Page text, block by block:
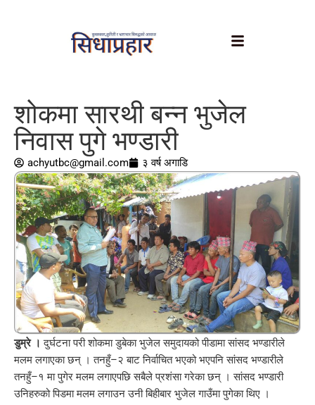
शोकमा सारथी बन्न भुजेल
निवास पुगे भण्डारी
achyutbc@gmail.com ३ वर्ष अगाडि
डुम्रे ।दुर्घटना परी शोकमा डुबेका भुजेल समुदायको पीडामा सांसद भण्डारीले
मलम लगाएका छन् । तनहुँ–२ बाट निर्वाचित भएको भएपनि सांसद भण्डारीले
तनहुँ–१ मा पुगेर मलम लगाएपछि सबैले प्रशंसा गरेका छन् । सांसद भण्डारी
उनिहरुको पिडमा मलम लगाउन उनी बिहीबार भुजेल गाउँमा पुगेका थिए ।